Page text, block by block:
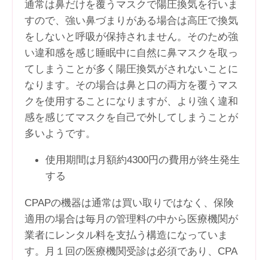
通常は鼻だけを覆うマスクで陽圧換気を行いま
すので、強い鼻づまりがある場合は高圧で換気
をしないと呼吸が保持されません。そのため強
い違和感を感じ睡眠中に自然に鼻マスクを取っ
てしまうことが多く陽圧換気がされないことに
なります。その場合は鼻と口の両方を覆うマス
クを使用することになりますが、より強く違和
感を感じてマスクを自己で外してしまうことが
多いようです。
使用期間は月額約4300円の費用が終生発生
する
CPAPの機器は通常は買い取りではなく、保険
適用の場合は毎月の管理料の中から医療機関が
業者にレンタル料を支払う構造になっていま
す。月１回の医療機関受診は必須であり、CPA